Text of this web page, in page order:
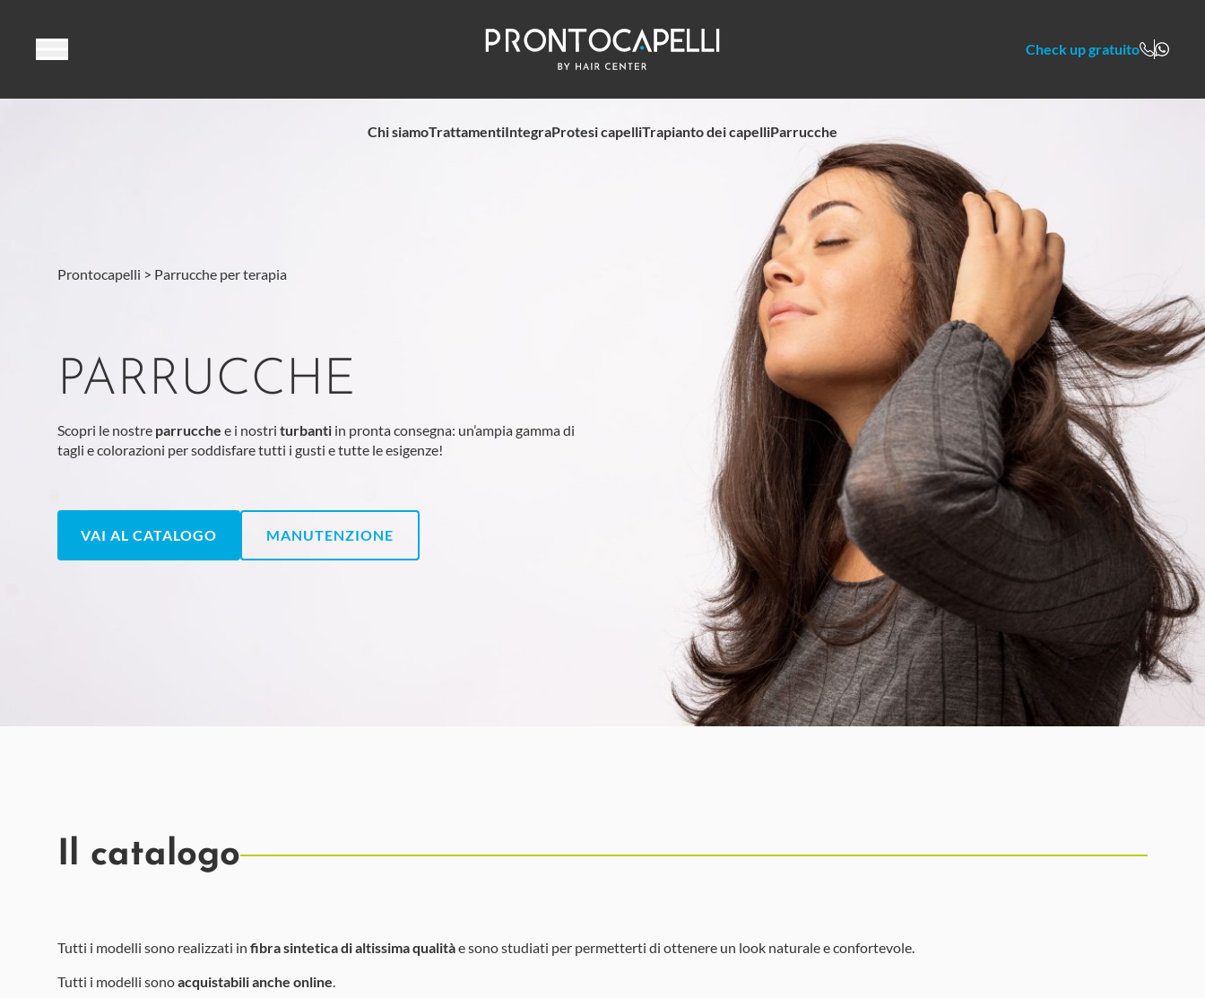
Check up gratuito
Chi siamoTrattamentiIntegraProtesi capelliTrapianto dei capelliParrucche
Prontocapelli > Parrucche per terapia
PARRUCCHE
Scopri le nostre parrucche e i nostri turbanti in pronta consegna: un’ampia gamma di
tagli e colorazioni per soddisfare tutti i gusti e tutte le esigenze!
VAI AL CATALOGO MANUTENZIONE
Il catalogo
Tutti i modelli sono realizzati in fibra sintetica di altissima qualitàe sono studiati per permetterti di ottenere un look naturale e confortevole.
Tutti i modelli sonoacquistabili anche online.